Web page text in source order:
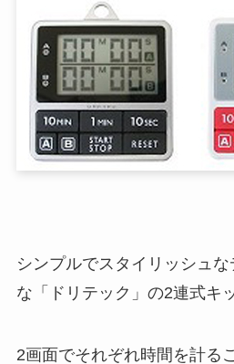
シンプルでスタイリッシュ
な「ドリテック」の2連式キ
2画面でそれぞれ時間を計る